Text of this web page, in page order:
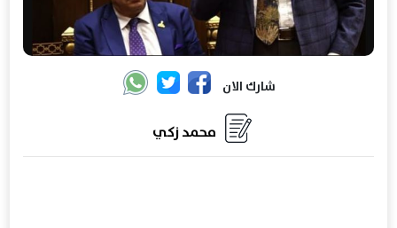
شارك الان
محمد زكي